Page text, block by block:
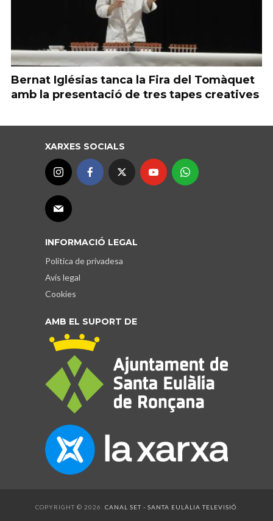
Bernat Iglésias tanca la Fira del Tomàquet
amb la presentació de tres tapes creatives
XARXES SOCIALS
INFORMACIÓ LEGAL
Política de privadesa
Avís legal
Cookies
AMB EL SUPORT DE
COPYRIGHT © 2026. CANAL SET - SANTA EULÀLIA TELEVISIÓ